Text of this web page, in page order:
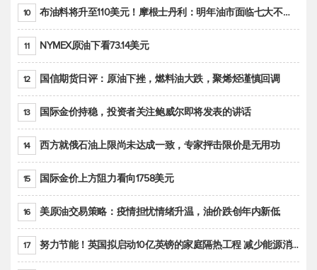
10 布油料将升至110美元！摩根士丹利：明年油市面临七大不确定性
11 NYMEX原油下看73.14美元
12 国信期货日评：原油下挫，燃料油大跌，聚烯烃谨慎回调
13 国际金价持稳，投资者关注鲍威尔即将发表的讲话
14 西方就俄石油上限尚未达成一致，专家抨击限价是无用功
15 国际金价上方阻力看向1758美元
16 美原油交易策略：疫情担忧情绪升温，油价跌创年内新低
17 努力节能！英国拟启动10亿英镑的家庭隔热工程 减少能源消耗